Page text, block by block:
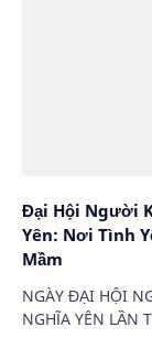
Đại Hội Người
Yên: Nơi Tình
Mầm
NGÀY ĐẠI HỘI
NGHĨA YÊN LẦN